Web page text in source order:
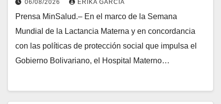
06/08/2026 ERIKA GARCÍA
Prensa MinSalud.– En el marco de la Semana
Mundial de la Lactancia Materna y en concordancia
con las políticas de protección social que impulsa el
Gobierno Bolivariano, el Hospital Materno…